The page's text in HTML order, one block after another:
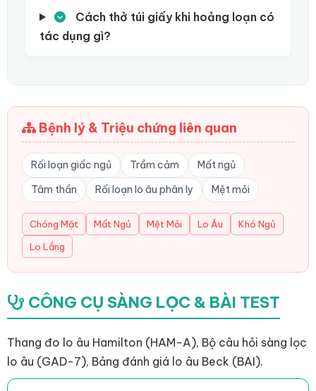
Cách thở túi giấy khi hoảng loạn có
tác dụng gì?
Bệnh lý & Triệu chứng liên quan
Rối loạn giấc ngủ Trầm cảm
Mất ngủ
Tâm thần
Rối loạn lo âu phân ly Mệt mỏi
Chóng Mặt Mất Ngủ Mệt Mỏi Lo Âu
Khó Ngủ
Lo Lắng
CÔNG CỤ SÀNG LỌC & BÀI TEST
Thang đo lo âu Hamilton (HAM-A), Bộ câu hỏi sàng lọc
lo âu (GAD-7), Bảng đánh giá lo âu Beck (BAI).